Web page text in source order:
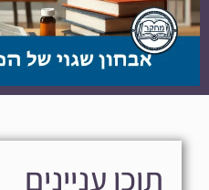
תוכן עניינים